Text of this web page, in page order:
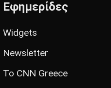
Εφημερίδες
Widgets
Newsletter
Το CNN Greece